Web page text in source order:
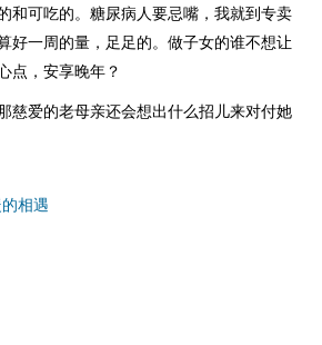
和可吃的。糖尿病人要忌嘴，我就到专卖
好一周的量，足足的。做子女的谁不想让
点，安享晚年？
慈爱的老母亲还会想出什么招儿来对付她
相遇